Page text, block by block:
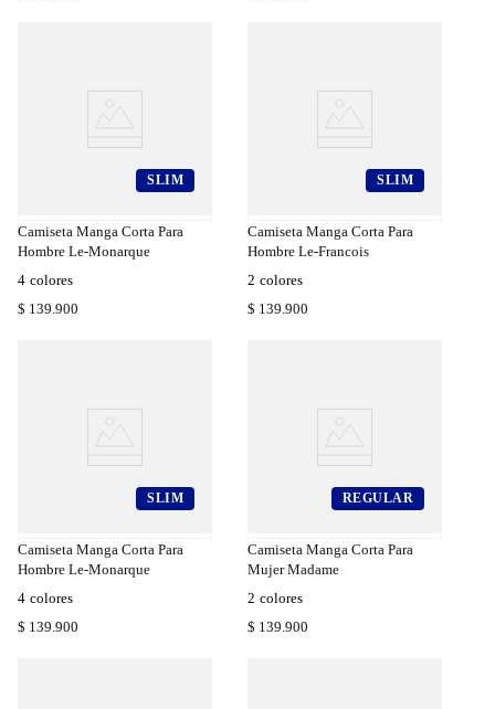
SLIM
Camiseta Manga Corta Para
Hombre Le-Monarque
4 colores
$ 139 900
SLIM
Camiseta Manga Corta Para
Hombre Le-Francois
2 colores
$ 139 900
SLIM
Camiseta Manga Corta Para
Hombre Le-Monarque
4 colores
$ 139 900
REGULAR
Camiseta Manga Corta Para
Mujer Madame
2 colores
$ 139 900